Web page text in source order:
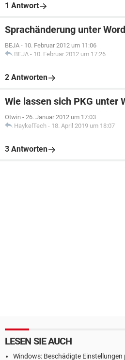
1 Antwort
Sprachänderung unter
BEJA - 10. Februar 2012 um 11:06
BEJA - 10. Februar 2012 um 17:26
2 Antworten
Wie lassen sich PKG unter
Otwin - 26. Januar 2012 um 17:03
HaykelTech - 18. April 2019 um 18:07
3 Antworten
LESEN SIE AUCH
Windows: Beschädigte Einstellungen